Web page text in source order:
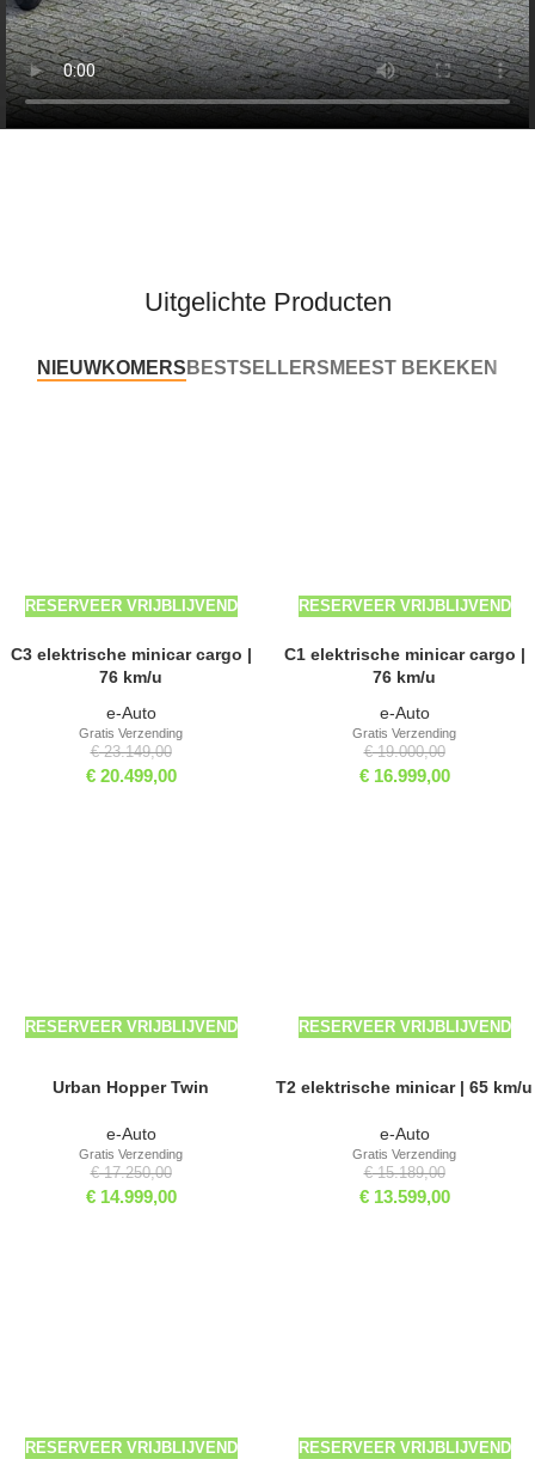
Uitgelichte Producten
NIEUWKOMERS BESTSELLERS MEEST BEKEKEN
RESERVEER VRIJBLIJVEND
C3 elektrische minicar cargo |
76 km/u
e-Auto
€23.149,00
€20.499,00
Gratis Verzending
RESERVEER VRIJBLIJVEND
C1 elektrische minicar cargo |
76 km/u
e-Auto
€19.000,00
€16.999,00
Gratis Verzending
RESERVEER VRIJBLIJVEND
Urban Hopper Twin
e-Auto
€17.250,00
€14.999,00
Gratis Verzending
RESERVEER VRIJBLIJVEND
T2 elektrische minicar | 65 km/u
e-Auto
€15.189,00
€13.599,00
Gratis Verzending
RESERVEER VRIJBLIJVEND RESERVEER VRIJBLIJVEND